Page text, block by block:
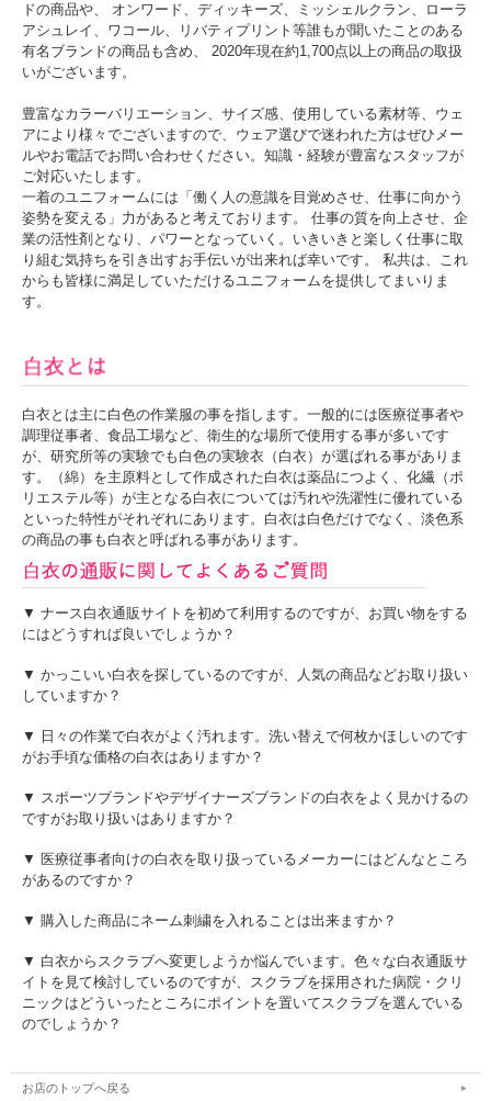
ドの商品や、 オンワード、ディッキーズ、ミッシェルクラン、ローラ
アシュレイ、ワコール、リバティプリント等誰もが聞いたことのある
有名ブランドの商品も含め、 2020年現在約1,700点以上の商品の取扱
いがございます。
豊富なカラーバリエーション、サイズ感、使用している素材等、ウェ
アにより様々でございますので、ウェア選びで迷われた方はぜひメー
ルやお電話でお問い合わせください。知識・経験が豊富なスタッフが
ご対応いたします。
一着のユニフォームには「働く人の意識を目覚めさせ、仕事に向かう
姿勢を変える」力があると考えております。 仕事の質を向上させ、企
業の活性剤となり、パワーとなっていく。いきいきと楽しく仕事に取
り組む気持ちを引き出すお手伝いが出来れば幸いです。 私共は、これ
からも皆様に満足していただけるユニフォームを提供してまいりま
す。
白衣とは主に白色の作業服の事を指します。一般的には医療従事者や
調理従事者、食品工場など、衛生的な場所で使用する事が多いです
が、研究所等の実験でも白色の実験衣（白衣）が選ばれる事がありま
す。（綿）を主原料として作成された白衣は薬品につよく、化繊（ポ
リエステル等）が主となる白衣については汚れや洗濯性に優れている
といった特性がそれぞれにあります。白衣は白色だけでなく、淡色系
の商品の事も白衣と呼ばれる事があります。
▼ ナース白衣通販サイトを初めて利用するのですが、お買い物をする
にはどうすれば良いでしょうか？
▼ かっこいい白衣を探しているのですが、人気の商品などお取り扱い
していますか？
▼ 日々の作業で白衣がよく汚れます。洗い替えで何枚かほしいのです
がお手頃な価格の白衣はありますか？
▼ スポーツブランドやデザイナーズブランドの白衣をよく見かけるの
ですがお取り扱いはありますか？
▼ 医療従事者向けの白衣を取り扱っているメーカーにはどんなところ
があるのですか？
▼ 購入した商品にネーム刺繍を入れることは出来ますか？
▼ 白衣からスクラブへ変更しようか悩んでいます。色々な白衣通販サ
イトを見て検討しているのですが、スクラブを採用された病院・クリ
ニックはどういったところにポイントを置いてスクラブを選んでいる
のでしょうか？
お店のトップへ戻る